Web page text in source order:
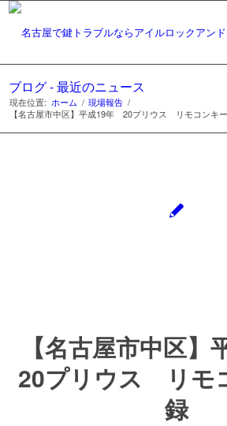
ブログ - 最近のニュース
現在位置: ホーム / 現場報告 /
【名古屋市中区】平成19年 20プリウス リモコンキ
【名古屋市中区
20プリウス リモ
録